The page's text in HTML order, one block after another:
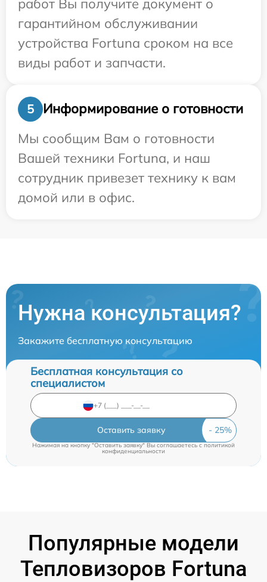
работ Вы получите документ о
гарантийном обслуживании
устройства Fortuna сроком на все
виды работ и запчасти.
5
Информирование о готовности
Мы сообщим Вам о готовности
Вашей техники Fortuna, и наш
сотрудник привезет технику к вам
домой или в офис.
Нужна консультация?
Закажите бесплатную консультацию
Бесплатная консультация со
специалистом
Оставить заявку
Нажимая на кнопку "Оставить заявку" Вы соглашаетесь cполитикой
конфиденциальности
Популярные модели
Тепловизоров Fortuna